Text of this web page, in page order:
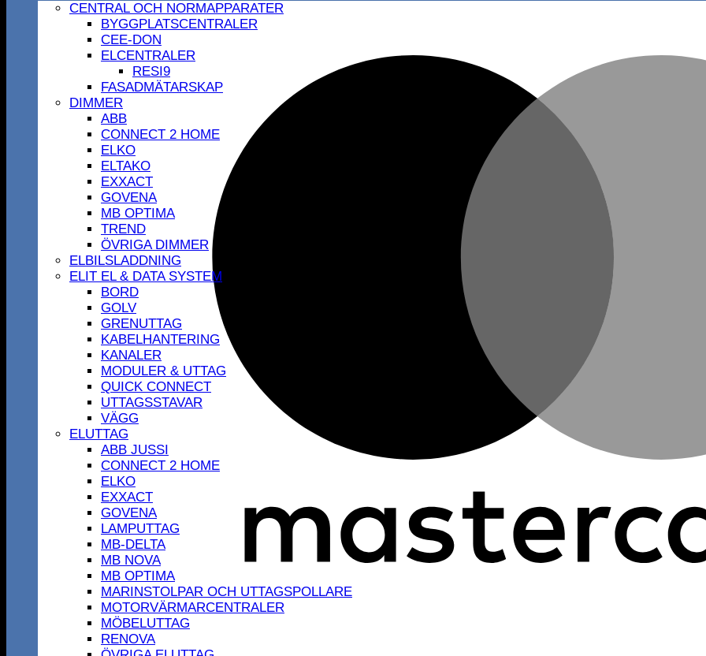
CENTRAL OCH NORMAPPARATER
BYGGPLATSCENTRALER
CEE-DON
ELCENTRALER
RESI9
FASADMÄTARSKAP
DIMMER
ABB
CONNECT 2 HOME
ELKO
ELTAKO
EXXACT
GOVENA
MB OPTIMA
TREND
ÖVRIGA DIMMER
ELBILSLADDNING
ELIT EL & DATA SYSTEM
BORD
GOLV
GRENUTTAG
KABELHANTERING
KANALER
MODULER & UTTAG
QUICK CONNECT
UTTAGSSTAVAR
VÄGG
ELUTTAG
ABB JUSSI
CONNECT 2 HOME
ELKO
EXXACT
GOVENA
LAMPUTTAG
MB-DELTA
MB NOVA
MB OPTIMA
MARINSTOLPAR OCH UTTAGSPOLLARE
MOTORVÄRMARCENTRALER
MÖBELUTTAG
RENOVA